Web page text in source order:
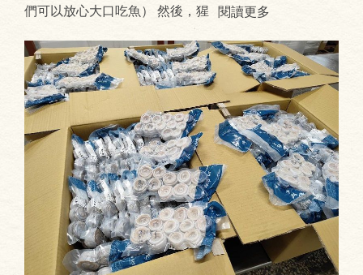
們可以放心大口吃魚） 然後，猩 閱讀更多